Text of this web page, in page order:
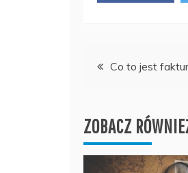
Nawigacja
Co to jest
ZOBACZ